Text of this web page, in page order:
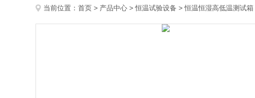
当前位置： 首页 > 产品中心 >恒温试验设备 >恒温恒湿高低温测试箱